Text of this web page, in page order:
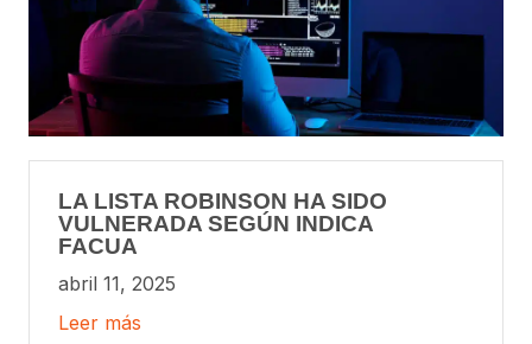
LA LISTA ROBINSON HA SIDO
VULNERADA SEGÚN INDICA
FACUA
abril 11, 2025
Leer más